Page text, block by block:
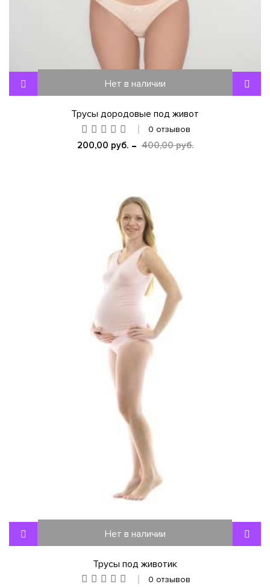
Нет в наличии
Трусы дородовые под живот
0 отзывов
200,00 руб. 400,00 руб.
Нет в наличии
Трусы под животик
0 отзывов